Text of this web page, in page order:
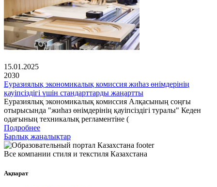
15.01.2025
2030
Еуразиялық экономикалық комиссия жиһаз өнімдерінің
қауіпсіздігі үшін стандарттарды жаңартты
Еуразиялық экономикалық комиссия Алқасының соңғы
отырысында "жиһаз өнімдерінің қауіпсіздігі туралы" Кеден
одағының техникалық регламентіне (
Подробнее
Барлық жаңалықтар
Все компании стиля и текстиля Казахстана
Ақпарат